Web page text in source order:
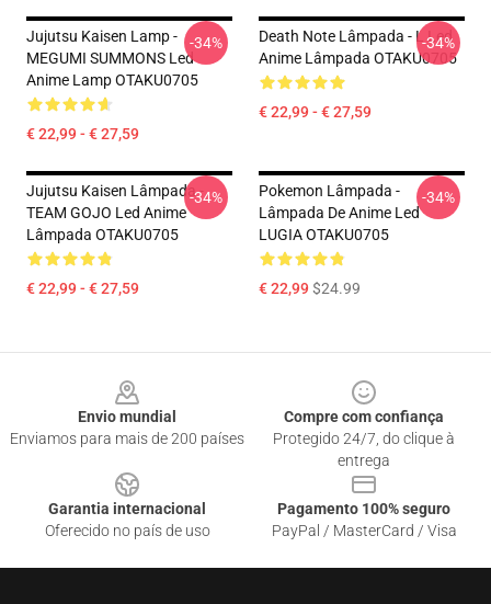
Jujutsu Kaisen Lamp -
MEGUMI SUMMONS Led
Anime Lamp OTAKU0705
€ 22,99 - € 27,59
-34%
Death Note Lâmpada - L Led
Anime Lâmpada OTAKU0705
€ 22,99 - € 27,59
-34%
Jujutsu Kaisen Lâmpada -
TEAM GOJO Led Anime
Lâmpada OTAKU0705
€ 22,99 - € 27,59
-34%
Pokemon Lâmpada -
Lâmpada De Anime Led
LUGIA OTAKU0705
€ 22,99$24.99
-34%
Envio mundial
Enviamos para mais de 200 países
Compre com confiança
Protegido 24/7, do clique à
entrega
Garantia internacional
Oferecido no país de uso
Pagamento 100% seguro
PayPal / MasterCard / Visa